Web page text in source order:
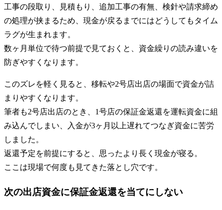
工事の段取り、見積もり、追加工事の有無、検針や請求締め
の処理が挟まるため、現金が戻るまでにはどうしてもタイム
ラグが生まれます。
数ヶ月単位で待つ前提で見ておくと、資金繰りの読み違いを
防ぎやすくなります。
このズレを軽く見ると、移転や2号店出店の場面で資金が詰
まりやすくなります。
筆者も2号店出店のとき、1号店の保証金返還を運転資金に組
み込んでしまい、入金が3ヶ月以上遅れてつなぎ資金に苦労
しました。
返還予定を前提にすると、思ったより長く現金が寝る。
ここは現場で何度も見てきた落とし穴です。
次の出店資金に保証金返還を当てにしない